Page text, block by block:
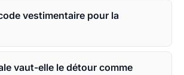
vestimentaire pour la
vaut-elle le détour comme